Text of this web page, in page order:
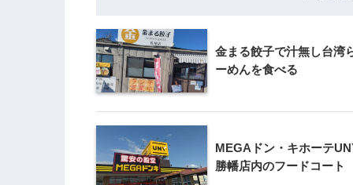
金まる餃子で汁無し台湾
ーめんを食べる
MEGAドン・キホーテ
勝幡店内のフードコート